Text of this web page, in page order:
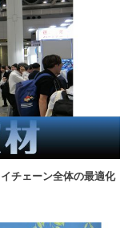
チェーン全体の最適化